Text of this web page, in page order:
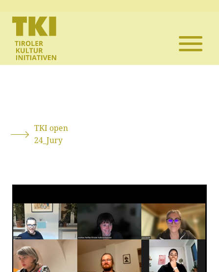
TKI open
24_Jury
Die TKI
Mitglieder
Kontakt
Blackboard
Bibliothek
Presse